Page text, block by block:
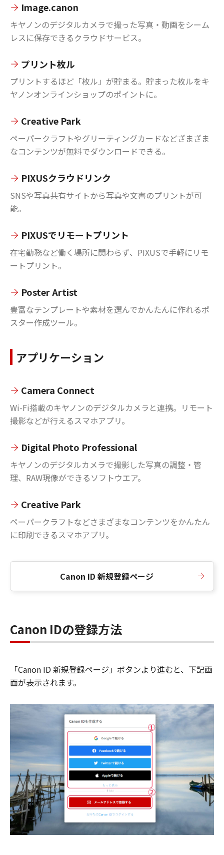
Image.canon
キヤノンのデジタルカメラで撮った写真・動画をシーム
レスに保存できるクラウドサービス。
プリント枚ル
プリントするほど「枚ル」が貯まる。貯まった枚ルをキ
ヤノンオンラインショップのポイントに。
Creative Park
ペーパークラフトやグリーティングカードなどざまざま
なコンテンツが無料でダウンロードできる。
PIXUSクラウドリンク
SNSや写真共有サイトから写真や文書のプリントが可
能。
PIXUSでリモートプリント
在宅勤務など働く場所に関わらず、PIXUSで手軽にリモ
ートプリント。
Poster Artist
豊富なテンプレートや素材を選んでかんたんに作れるポ
スター作成ツール。
アプリケーション
Camera Connect
Wi-Fi搭載のキヤノンのデジタルカメラと連携。リモート
撮影などが行えるスマホアプリ。
Digital Photo Professional
キヤノンのデジタルカメラで撮影した写真の調整・管
理、RAW現像ができるソフトウエア。
Creative Park
ペーパークラフトなどさまざまなコンテンツをかんたん
に印刷できるスマホアプリ。
Canon ID 新規登録ページ
Canon IDの登録方法
「Canon ID 新規登録ページ」ボタンより進むと、下記画
面が表示されます。